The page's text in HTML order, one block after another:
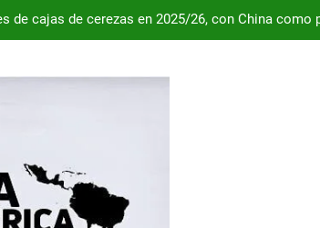
de cajas de cerezas en 2025/26, con China como
de cajas de cerezas en 2025/26, con China como
automotriz argentina podría enfrentar una